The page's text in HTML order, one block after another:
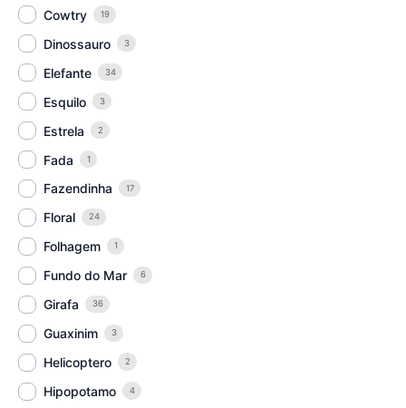
Cowtry 19
Dinossauro 3
Elefante 34
Esquilo 3
Estrela 2
Fada 1
Fazendinha 17
Floral 24
Folhagem 1
Fundo do Mar 6
Girafa 36
Guaxinim 3
Helicoptero 2
Hipopotamo 4